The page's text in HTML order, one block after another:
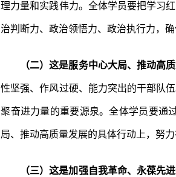
理力量和实践伟力。全体学员要把学习
治判断力、政治领悟力、政治执行力，
（二）这是服务中心大局、推动高
性坚强、作风过硬、能力突出的干部队
聚奋进力量的重要源泉。全体学员要通
局、推动高质量发展的具体行动上，努
（三）这是加强自我革命、永葆先